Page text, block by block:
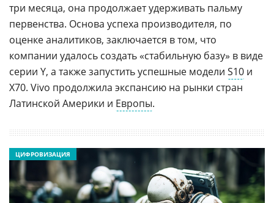
три месяца, она продолжает удерживать пальму
первенства. Основа успеха производителя, по
оценке аналитиков, заключается в том, что
компании удалось создать «стабильную базу» в виде
серии Y, а также запустить успешные модели S10 и
X70. Vivo продолжила экспансию на рынки стран
Латинской Америки и Европы.
ЦИФРОВИЗАЦИЯ